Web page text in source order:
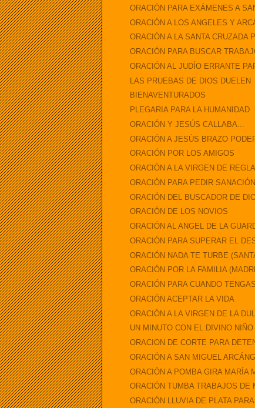
ORACIÓN PARA EXÁMENES A
ORACIÓN A LOS ANGELES Y
ORACIÓN A LA SANTA CRUZADA
ORACIÓN PARA BUSCAR
ORACIÓN AL JUDÍO ERRANTE
LAS PRUEBAS DE DIOS DUELEN
BIENAVENTURADOS
PLEGARIA PARA LA HUMANIDAD
ORACIÓN Y JESÚS CALLABA...
ORACIÓN A JESÚS BRAZO
ORACIÓN POR LOS AMIGOS
ORACIÓN A LA VIRGEN DE
ORACIÓN PARA PEDIR
ORACIÓN DEL BUSCADOR DE
ORACIÓN DE LOS NOVIOS
ORACIÓN AL ANGEL DE LA
ORACIÓN PARA SUPERAR EL
ORACIÓN NADA TE TURBE
ORACIÓN POR LA FAMILIA
ORACIÓN PARA CUANDO
ORACIÓN ACEPTAR LA VIDA
ORACIÓN A LA VIRGEN DE LA
UN MINUTO CON EL DIVINO
ORACION DE CORTE PARA
ORACIÓN A SAN MIGUEL
ORACIÓN A POMBA GIRA MARÍA
ORACIÓN TUMBA TRABAJOS DE
ORACIÓN LLUVIA DE PLATA